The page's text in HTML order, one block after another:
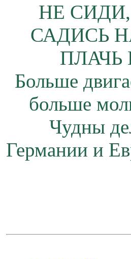
НЕ
САДИСЬ
ПЛАЧЬ
Больше
больше
Чудны
Германии и